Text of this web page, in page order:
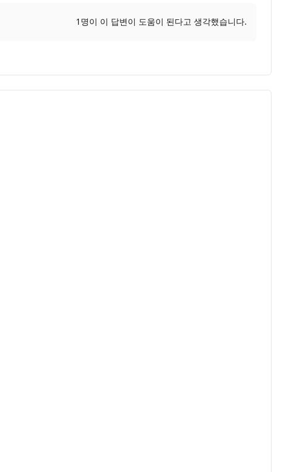
1명이 이 답변이 도움이 된다고 생각했습니다.